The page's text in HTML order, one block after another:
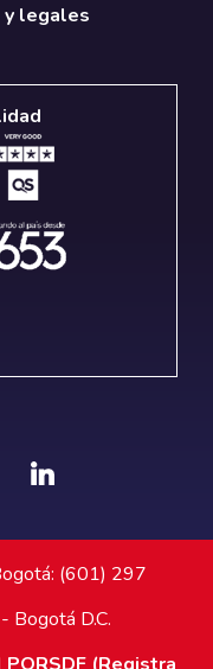
y legales
(601) 297
Bogotá D.C.